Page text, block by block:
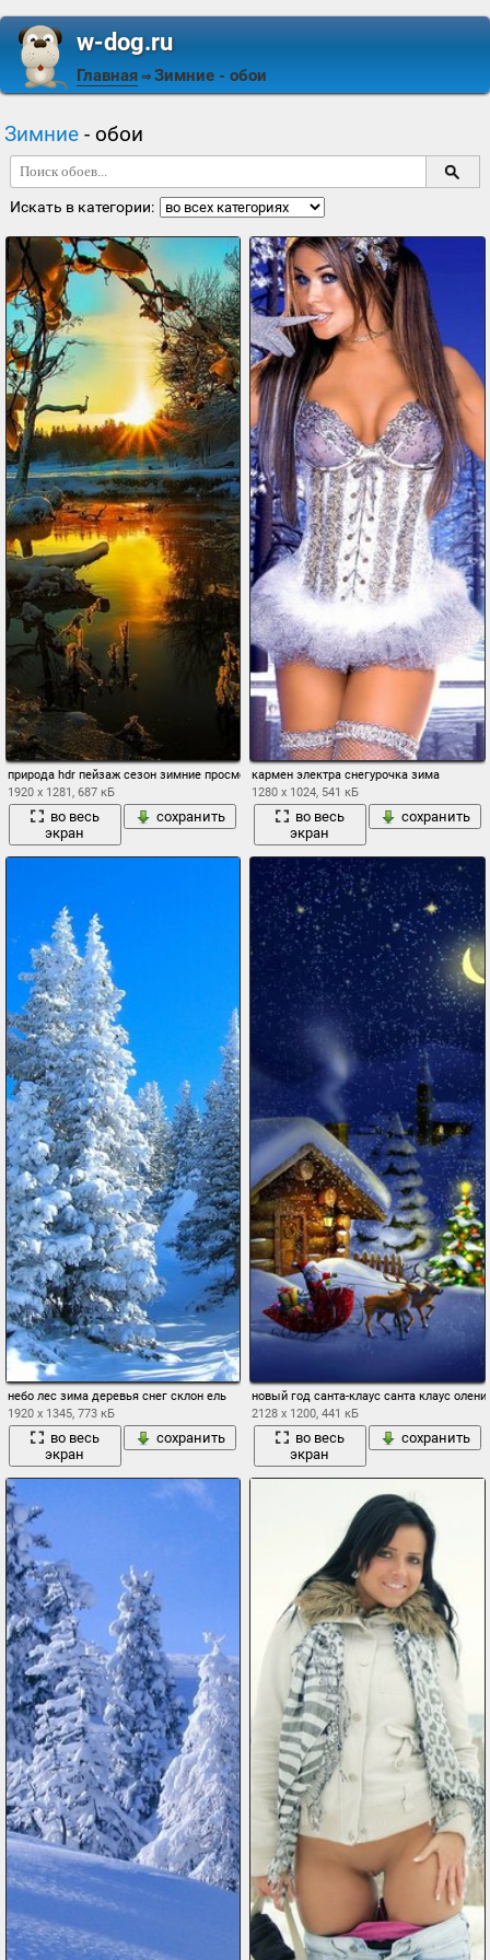
w-dog.ru
Главная ⇒ Зимние - обои
Зимние - обои
Искать в категории:
природа hdr пейзаж сезон зимние просмотреть цвета снег лед облака небо закат
1920 x 1281, 687 кБ
во весь
экран
сохранить
кармен электра снегурочка зима
1280 x 1024, 541 кБ
во весь
экран
сохранить
небо лес зима деревья снег склон ель
1920 x 1345, 773 кБ
во весь
экран
сохранить
новый год санта-клаус санта клаус
2128 x 1200, 441 кБ
во весь
экран
сохранить